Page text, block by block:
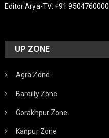
Editor Arya-TV: +91 9504760000
UP ZONE
Agra Zone
Bareilly Zone
Gorakhpur Zone
Kanpur Zone